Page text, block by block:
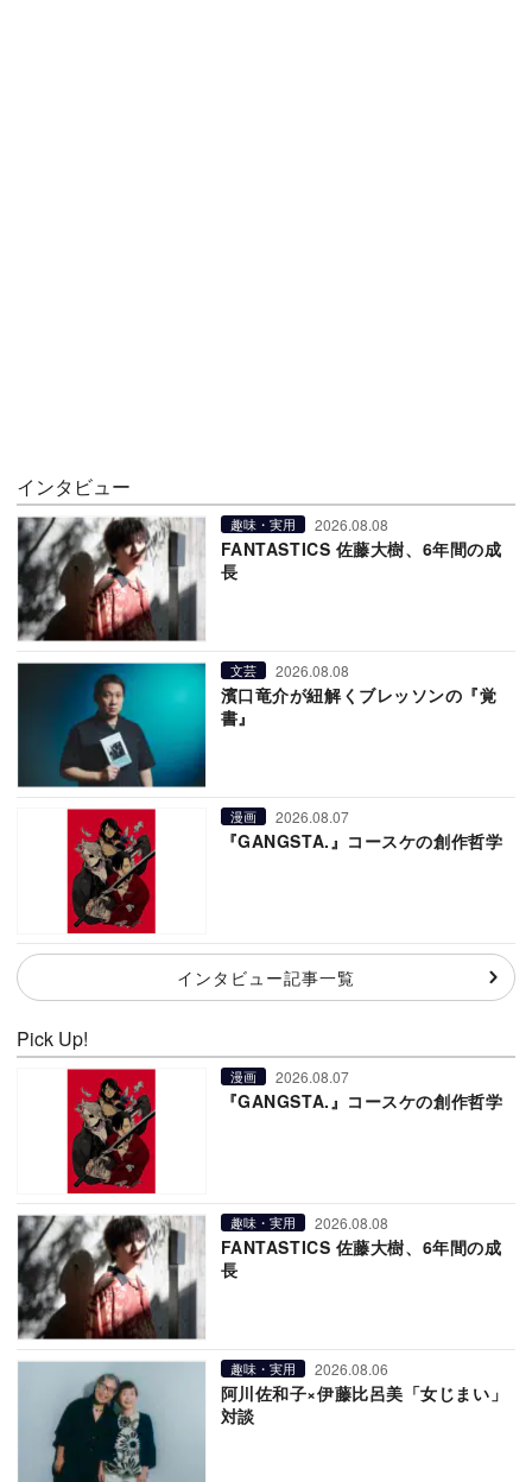
インタビュー
趣味・実用 2026.08.08
FANTASTICS 佐藤大樹、6年間の成
長
文芸 2026.08.08
濱口竜介が紐解くブレッソンの『覚
書』
漫画 2026.08.07
『GANGSTA.』コースケの創作哲学
インタビュー記事一覧
Pick Up!
漫画 2026.08.07
『GANGSTA.』コースケの創作哲学
趣味・実用 2026.08.08
FANTASTICS 佐藤大樹、6年間の成
長
趣味・実用 2026.08.06
阿川佐和子×伊藤比呂美「女じまい」
対談